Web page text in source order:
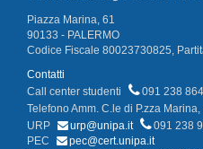
Piazza Marina, 61
90133 - PALERMO
Codice Fiscale 80023730825,
Contatti
Call center studenti
091 238
Telefono Amm. C.le di P.zza Marina,
URP
urp@unipa.it
091 238
PEC
pec@cert.unipa.it